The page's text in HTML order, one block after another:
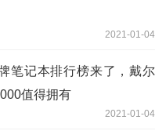
2021-01-04
笔记本排行榜来了，戴尔
值得拥有
2021-01-04